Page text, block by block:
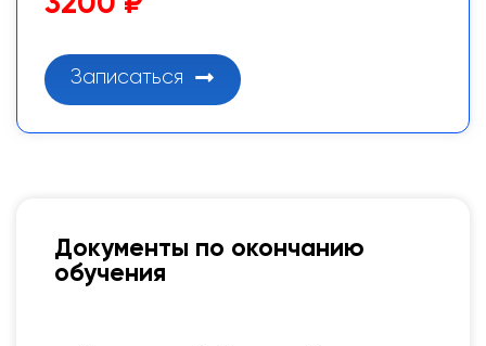
Записаться
Документы по окончанию
обучения